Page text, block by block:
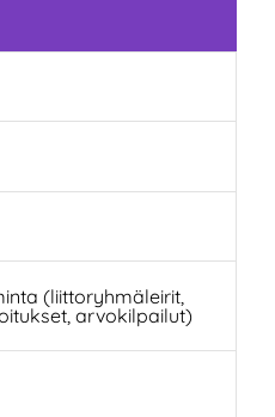
(liittoryhmäleirit,
arvokilpailut)